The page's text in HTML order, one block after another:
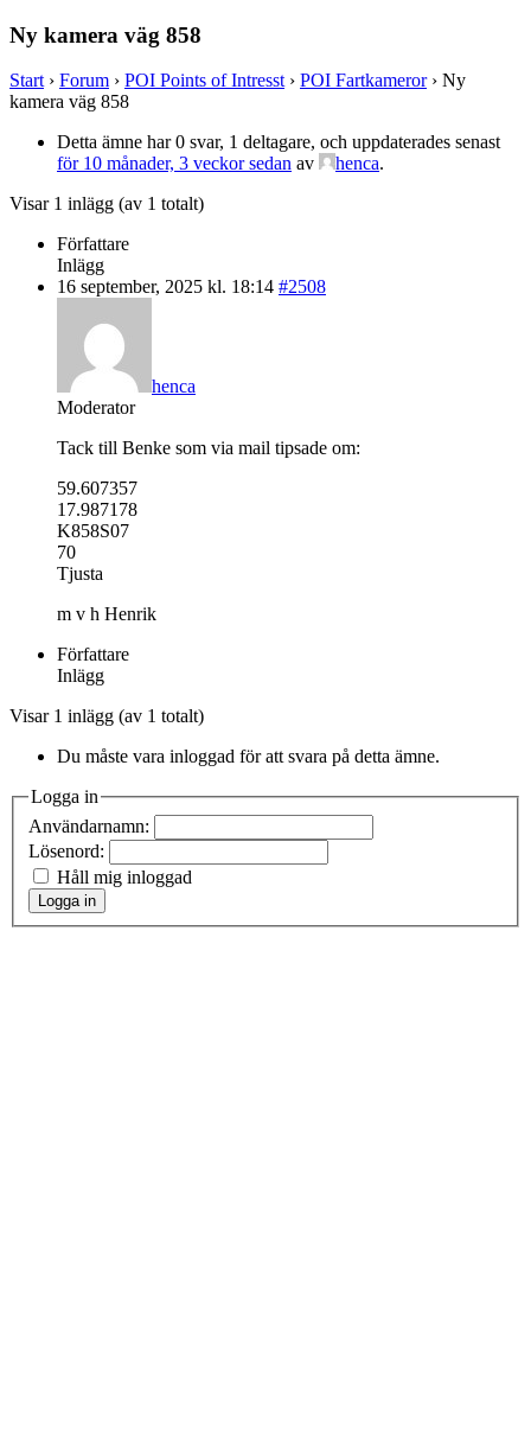
Ny kamera väg 858
Start › Forum › POI Points of Intresst › POI Fartkameror › Ny
kamera väg 858
Detta ämne har 0 svar, 1 deltagare, och uppdaterades senast
för 10 månader, 3 veckor sedan av henca.
Visar 1 inlägg (av 1 totalt)
Författare
Inlägg
16 september, 2025 kl. 18:14 #2508
henca
Moderator
Tack till Benke som via mail tipsade om:
59.607357
17.987178
K858S07
70
Tjusta
m v h Henrik
Författare
Inlägg
Visar 1 inlägg (av 1 totalt)
Du måste vara inloggad för att svara på detta ämne.
Logga in
Användarnamn:
Lösenord:
Håll mig inloggad
Logga in